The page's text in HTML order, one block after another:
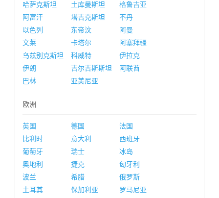
哈萨克斯坦
土库曼斯坦
格鲁吉亚
阿富汗
塔吉克斯坦
不丹
以色列
东帝汶
阿曼
文莱
卡塔尔
阿塞拜疆
乌兹别克斯坦
科威特
伊拉克
伊朗
吉尔吉斯斯坦
阿联酋
巴林
亚美尼亚
欧洲
英国 德国
法国
比利时
意大利
西班牙
葡萄牙
瑞士
冰岛
奥地利
捷克
匈牙利
波兰
希腊
俄罗斯
土耳其
保加利亚
罗马尼亚